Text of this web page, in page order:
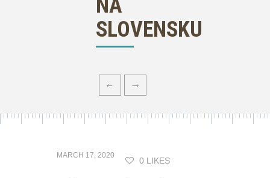
NA
SLOVENSKU
MARCH 17, 2020
0 LIKES